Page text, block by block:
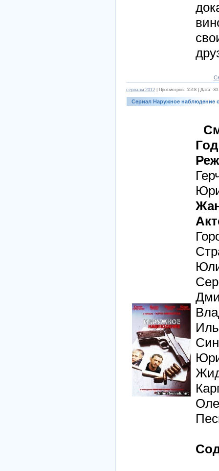
cериалы 2012 | Просмотров: 5518 | Дата:
Сериал Наружное наблюдение